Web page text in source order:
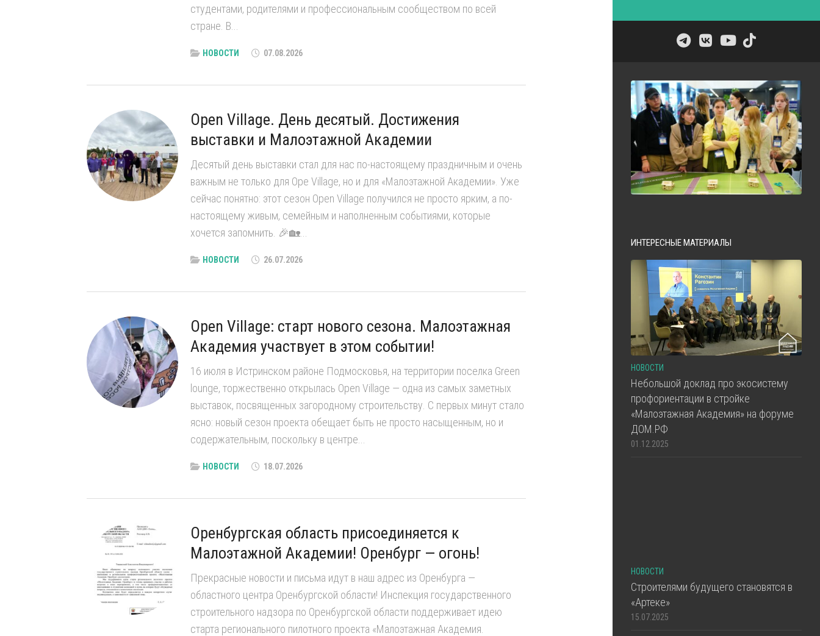
студентами, родителями и профессиональным сообществом по всей
стране. В...
НОВОСТИ 07.08.2026
Open Village. День десятый. Достижения
выставки и Малоэтажной Академии
Десятый день выставки стал для нас по-настоящему праздничным и очень
важным не только для Ope Village, но и для «Малоэтажной Академии». Уже
сейчас понятно: этот сезон Open Village получился не просто ярким, а по-
настоящему живым, семейным и наполненным событиями, которые
хочется запомнить. 🎉🏡...
НОВОСТИ 26.07.2026
Open Village: старт нового сезона. Малоэтажная
Академия участвует в этом событии!
16 июля в Истринском районе Подмосковья, на территории поселка Green
lounge, торжественно открылась Open Village — одна из самых заметных
выставок, посвященных загородному строительству. С первых минут стало
ясно: новый сезон проекта обещает быть не просто насыщенным, но и
содержательным, поскольку в центре...
НОВОСТИ 18.07.2026
Оренбургская область присоединяется к
Малоэтажной Академии! Оренбург — огонь!
Прекрасные новости и письма идут в наш адрес из Оренбурга —
областного центра Оренбургской области! Инспекция государственного
строительного надзора по Оренбургской области поддерживает идею
старта регионального пилотного проекта «Малоэтажная Академия.
ИНТЕРЕСНЫЕ МАТЕРИАЛЫ
НОВОСТИ
Небольшой доклад про экосистему
профориентации в стройке
«Малоэтажная Академия» на форуме
ДОМ.РФ
01.12.2025
НОВОСТИ
Строителями будущего становятся в
«Артеке»
15.07.2025